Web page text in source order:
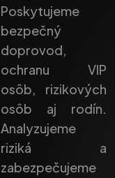
Poskytujeme
bezpečný
doprovod,
ochranu VIP
osôb, rizikových
osôb aj rodín.
Analyzujeme
riziká a
zabezpečujeme